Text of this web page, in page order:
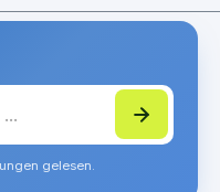
gelesen.